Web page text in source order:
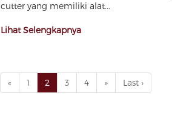
cutter yang memiliki alat...
Lihat Selengkapnya
« 1 2 3 4 » Last ›